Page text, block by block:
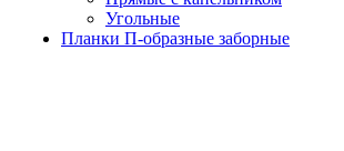
Угольные
Планки П-образные заборные